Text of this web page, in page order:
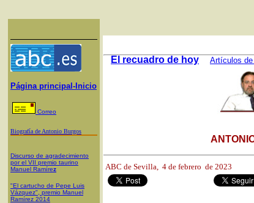
Página principal-Inicio
Correo
Biografía de Antonio Burgos
Discurso de agradecimiento
por el VII premio taurino
Manuel Ramírez
"El cartucho de Pepe Luis
Vázquez", premio Manuel
Ramírez 2014
El recuadro de hoy Artículos
ABC de Sevilla, 4 de febrero de 2023